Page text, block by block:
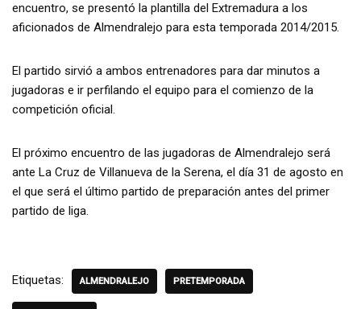
encuentro, se presentó la plantilla del Extremadura a los
aficionados de Almendralejo para esta temporada 2014/2015.
El partido sirvió a ambos entrenadores para dar minutos a
jugadoras e ir perfilando el equipo para el comienzo de la
competición oficial.
El próximo encuentro de las jugadoras de Almendralejo será
ante La Cruz de Villanueva de la Serena, el día 31 de agosto en
el que será el último partido de preparación antes del primer
partido de liga.
Etiquetas: ALMENDRALEJO PRETEMPORADA